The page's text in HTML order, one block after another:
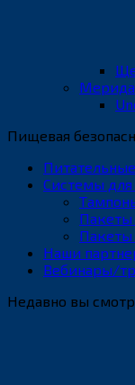
Мерида
Пищевая
Системы для
Пакеты
Пакеты
Наши
Вебинары/
Недавно вы